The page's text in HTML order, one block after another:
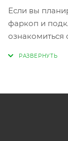
Если вы
фаркоп и
ознакомиться